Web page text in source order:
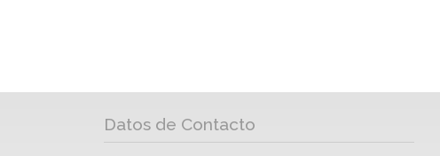
Datos de Contacto